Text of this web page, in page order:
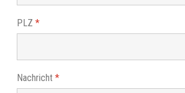
PLZ *
Nachricht *